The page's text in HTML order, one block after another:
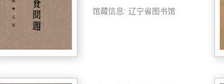
馆藏信息: 辽宁省图书馆